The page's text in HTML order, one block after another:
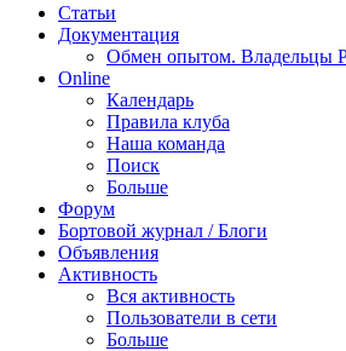
Статьи
Документация
Обмен опытом. Владельцы
Online
Календарь
Правила клуба
Наша команда
Поиск
Больше
Форум
Бортовой журнал / Блоги
Объявления
Активность
Вся активность
Пользователи в сети
Больше